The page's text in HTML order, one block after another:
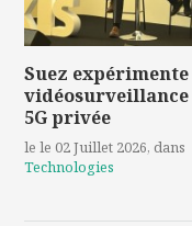
Suez
vidéosurveillance
5G privée
le le 02 Juillet 2026, dans
Technologies